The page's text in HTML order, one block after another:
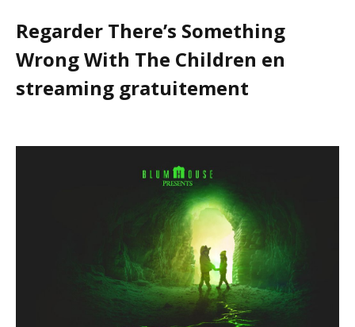
Regarder There’s Something
Wrong With The Children en
streaming gratuitement